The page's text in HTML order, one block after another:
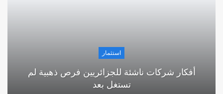
استثمار
أفكار شركات ناشئة للجزائريين فرص ذهبية لم
تستغل بعد